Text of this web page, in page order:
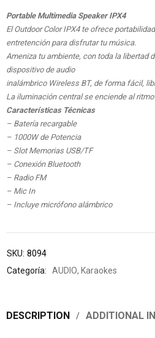
Portable Multimedia Speaker IPX4
El Outdoor Color IPX4 te ofrece
entretención para disfrutar tu música.
Ameniza tu ambiente, con toda la libertad
dispositivo de audio
inalámbrico Wireless BT, de forma fácil,
La iluminación central se enciende al
Características Técnicas
– Batería recargable
– 1000W de Potencia
– Slot Memorias USB/TF
– Conexión Bluetooth
– Radio FM
– Mic In
– Incluye micrófono alámbrico
SKU: 8094
Categoría:
AUDIO, Karaokes
DESCRIPTION ADDITIONAL